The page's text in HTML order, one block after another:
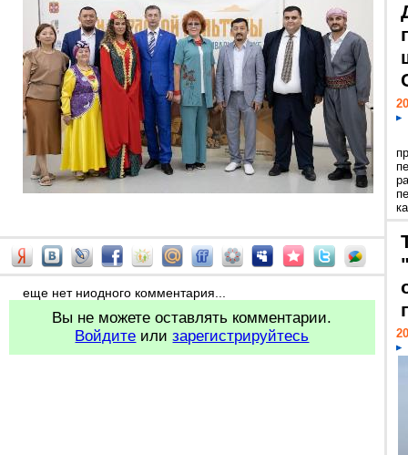
еще нет ниодного комментария...
Вы не можете оставлять комментарии.
Войдите илизарегистрируйтесь